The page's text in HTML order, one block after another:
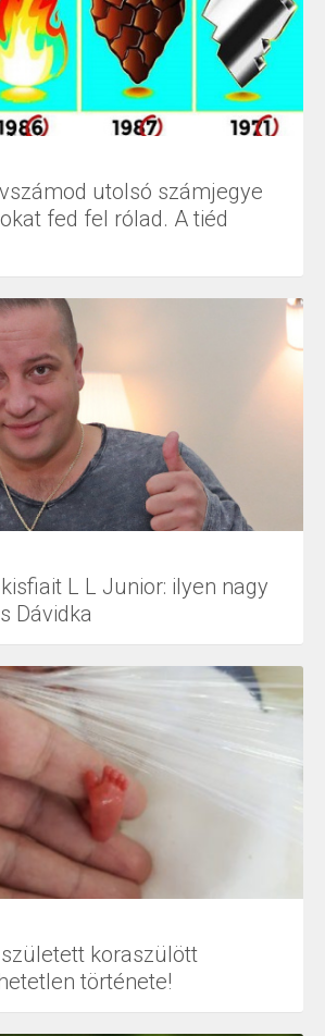
utolsó számjegye
fed fel rólad. A tiéd
L L Junior: ilyen nagy
Dávidka
koraszülött
története!